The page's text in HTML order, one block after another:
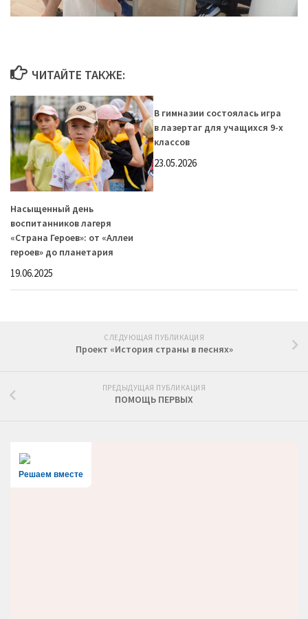
ЧИТАЙТЕ ТАКЖЕ:
Насыщенный день
воспитанников лагеря
«Страна Героев»: от «Аллеи
героев» до планетария
19.06.2025
В гимназии состоялась игра
в лазертаг для учащихся 9-х
классов
23.05.2026
СЛЕДУЮЩАЯ ПУБЛИКАЦИЯ
Проект «История страны в песнях»
ПРЕДЫДУЩАЯ ПУБЛИКАЦИЯ
ПОМОЩЬ ПЕРВЫХ
Решаем вместе